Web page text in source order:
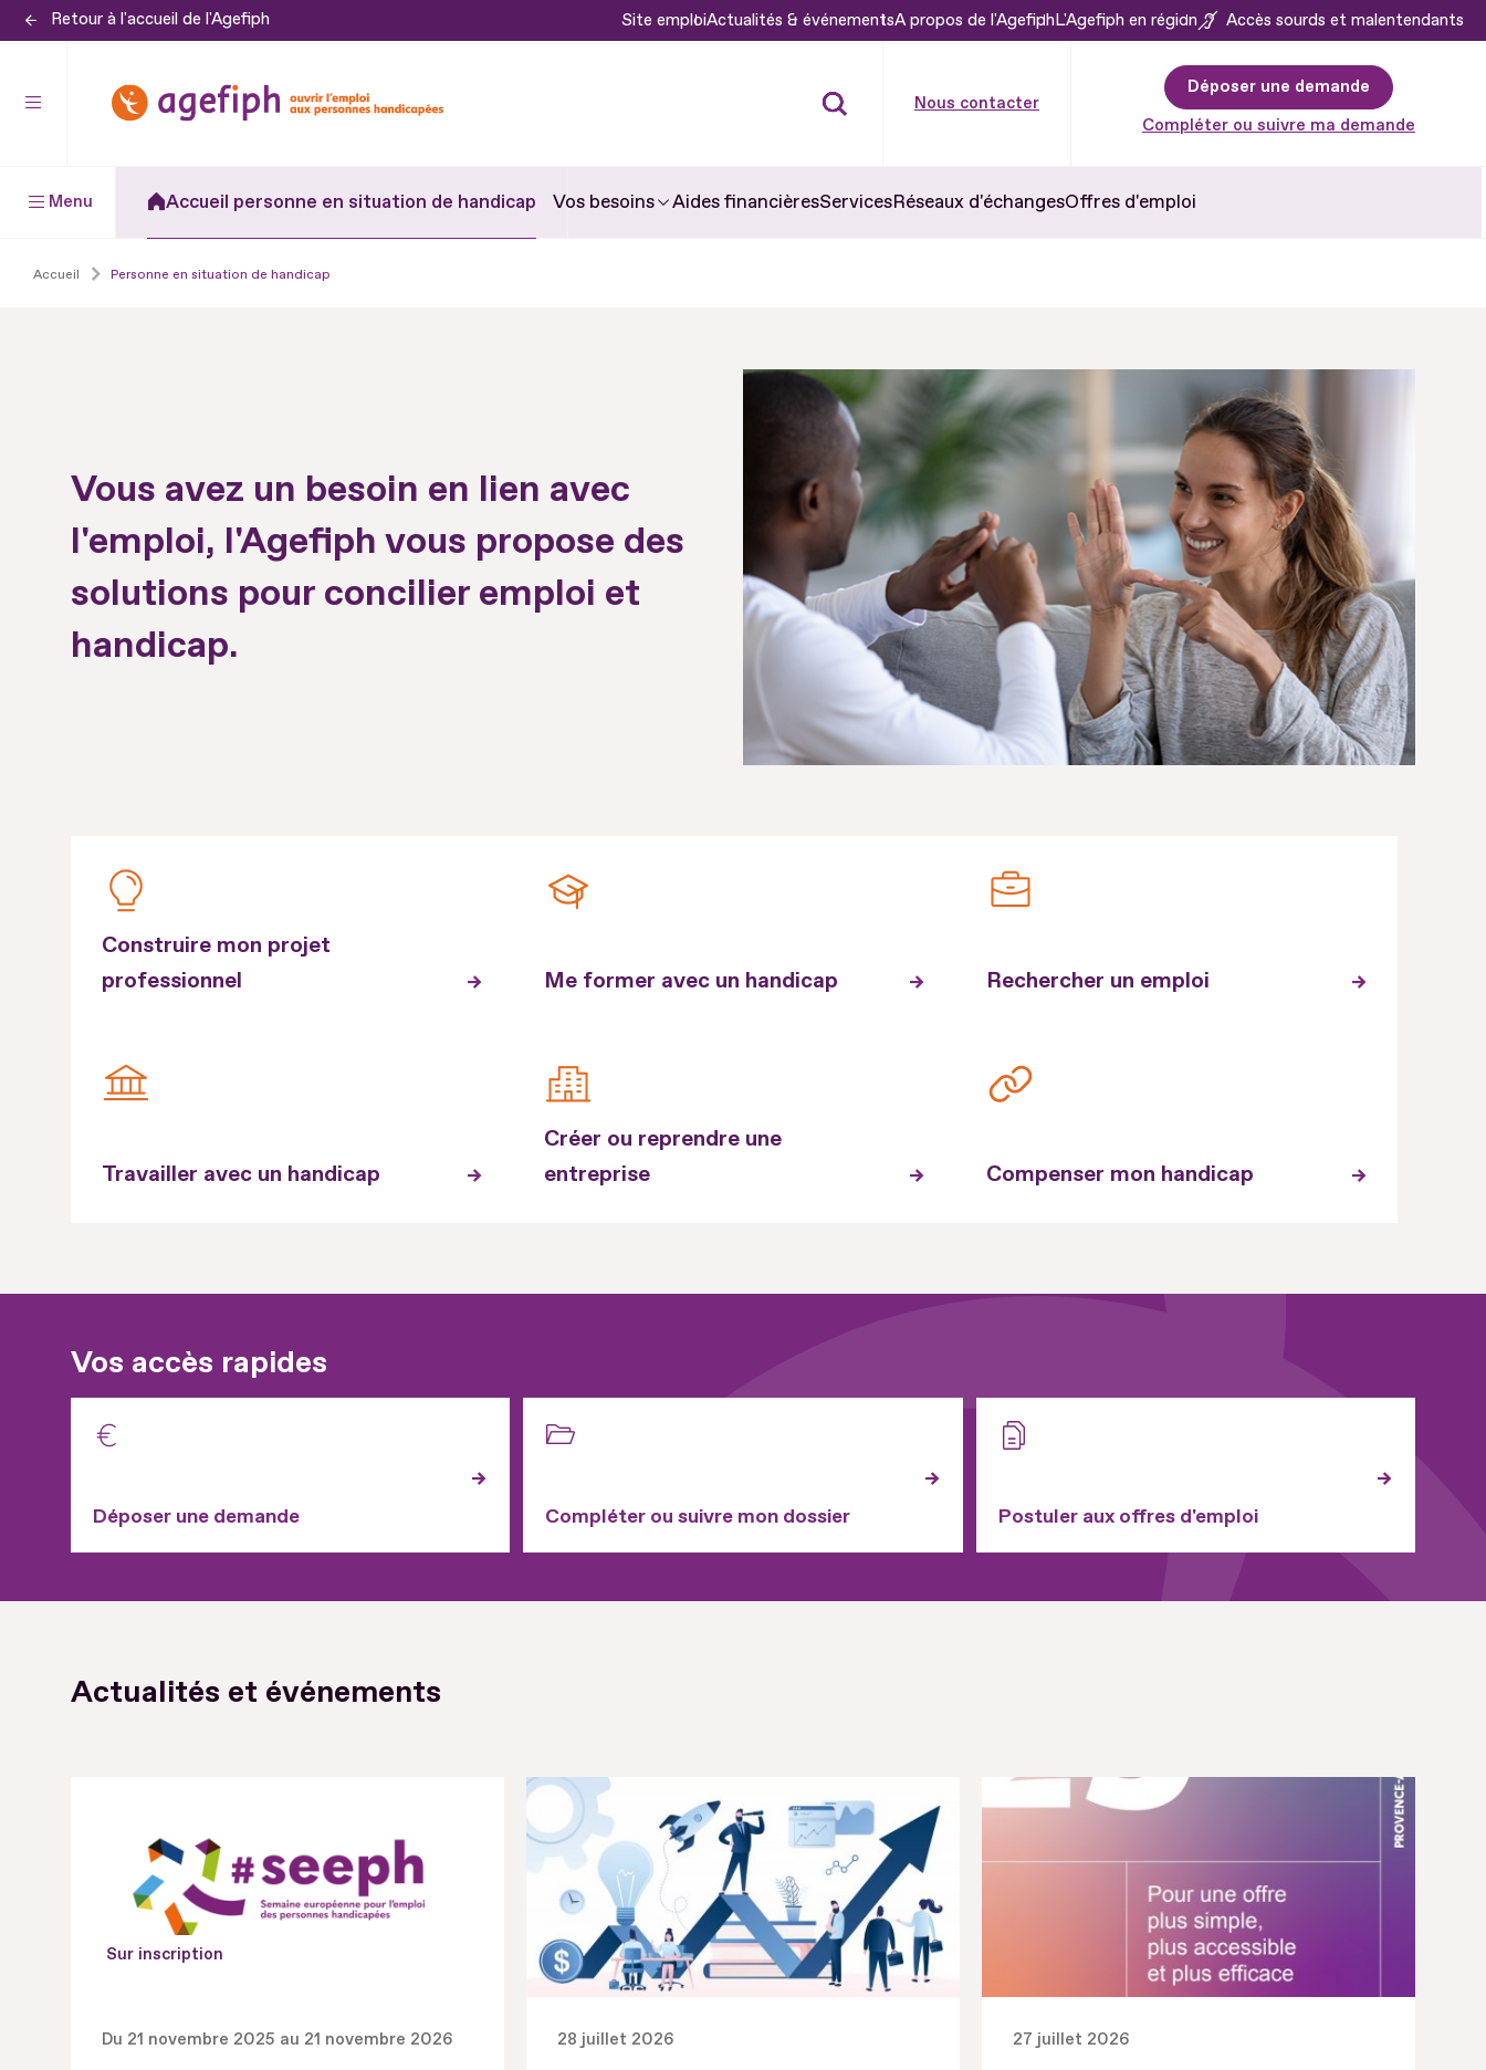
Aller
contenu
Retour à l'accueil de l'Agefiph Site emploiActualités & événementsA propos de l'AgefiphL'Agefiph en région Accès sourds et malentendants
Nous contacter
Déposer une demande
Compléter ou suivre ma demande
Menu Accueil personne en situation de handicap Vos besoins Aides financièresServicesRéseaux d'échangesOffres d'emploi
Accueil Personne en situation de handicap
Vous avez un besoin en lien avec
l'emploi, l'Agefiph vous propose des
solutions pour concilier emploi et
handicap.
Construire mon projet
professionnel
Me former avec un handicap Rechercher un emploi
Travailler avec un handicap
Créer ou reprendre une
entreprise
Compenser mon handicap
Vos accès rapides
Déposer une demande Compléter ou suivre mon dossier Postuler aux offres d'emploi
Actualités et événements
Sur inscription
Du 21 novembre 2025 au 21 novembre 2026 28 juillet 2026 27 juillet 2026